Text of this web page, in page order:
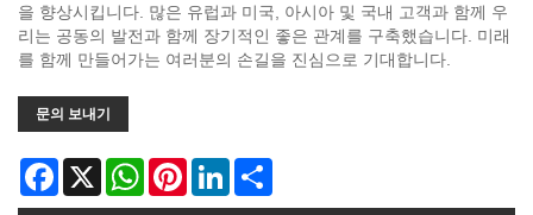
을 향상시킵니다. 많은 유럽과 미국, 아시아 및 국내 고객과 함께 우
리는 공동의 발전과 함께 장기적인 좋은 관계를 구축했습니다. 미래
를 함께 만들어가는 여러분의 손길을 진심으로 기대합니다.
문의 보내기
Facebook
X WhatsAppPinterestLinkedIn